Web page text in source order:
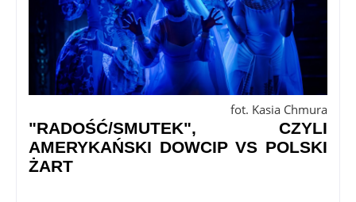
fot. Kasia Chmura
"RADOŚĆ/SMUTEK", CZYLI
AMERYKAŃSKI DOWCIP VS POLSKI
ŻART